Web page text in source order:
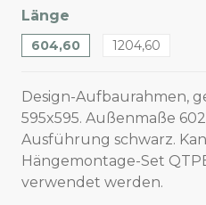
Länge
604,60 1204,60
Design-Aufbaurahmen,
595x595. Außenmaße
Ausführung schwarz.
Hängemontage-Set
verwendet werden.